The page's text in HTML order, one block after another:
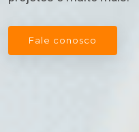
Fale conosco